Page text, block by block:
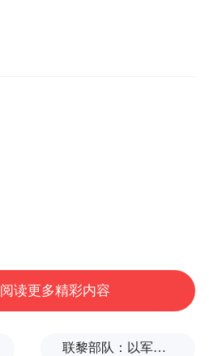
读更多精彩内容
联黎部队：以军单日向黎发射113枚炮弹